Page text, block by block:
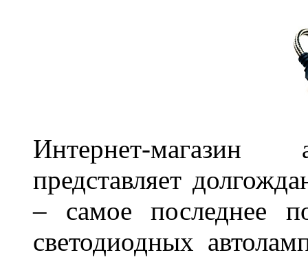
Интернет-магазин
представляет
– самое последнее
светодиодных